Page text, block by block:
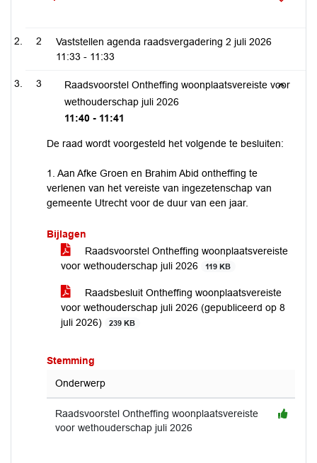
2
Vaststellen agenda raadsvergadering 2 juli 2026
11:33 - 11:33
3
Raadsvoorstel Ontheffing woonplaatsvereiste voor
wethouderschap juli 2026
11:40 - 11:41
De raad wordt voorgesteld het volgende te besluiten:
1. Aan Afke Groen en Brahim Abid ontheffing te
verlenen van het vereiste van ingezetenschap van
gemeente Utrecht voor de duur van een jaar.
Bijlagen
Raadsvoorstel Ontheffing woonplaatsvereiste
voor wethouderschap juli 2026
119 KB
Raadsbesluit Ontheffing woonplaatsvereiste
voor wethouderschap juli 2026 (gepubliceerd op 8
juli 2026)
239 KB
Stemming
Onderwerp
Raadsvoorstel Ontheffing woonplaatsvereiste
voor wethouderschap juli 2026